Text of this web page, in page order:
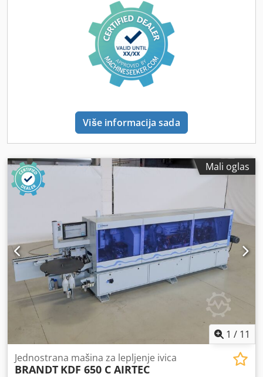
Više informacija sada
Mali oglas
1 / 11
Jednostrana mašina za lepljenje ivica
BRANDT KDF 650 C AIRTEC